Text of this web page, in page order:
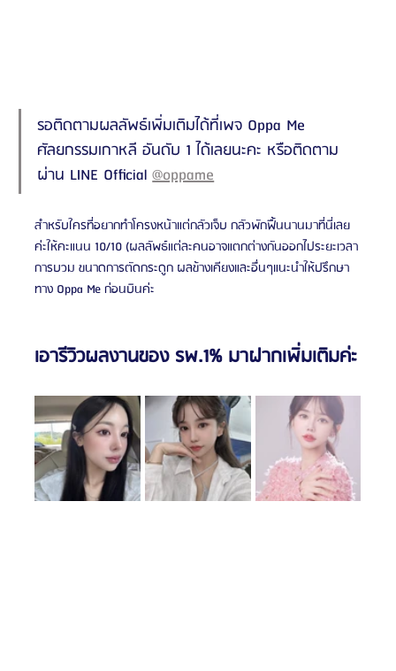
รอติดตามผลลัพธ์เพิ่มเติมได้ที่เพจ Oppa Me
ศัลยกรรมเกาหลี อันดับ 1 ได้เลยนะคะ หรือติดตาม
ผ่าน LINE Official @oppame
สำหรับใครที่อยากทำโครงหน้าแต่กลัวเจ็บ กลัวพักฟื้นนานมาที่นี่เลย
ค่ะให้คะแนน 10/10 (ผลลัพธ์แต่ละคนอาจแตกต่างกันออกไประยะเวลา
การบวม ขนาดการตัดกระดูก ผลข้างเคียงและอื่นๆแนะนำให้ปรึกษา
ทาง Oppa Me ก่อนบินค่ะ
เอารีวิวผลงานของ รพ.1% มาฝากเพิ่มเติมค่ะ